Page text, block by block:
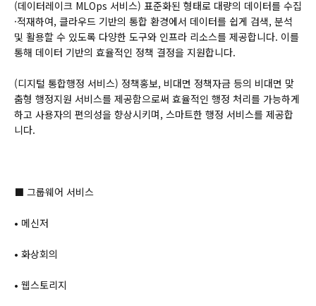
(데이터레이크 MLOps 서비스) 표준화된 형태로 대량의 데이터를 수집
·적재하여, 클라우드 기반의 통합 환경에서 데이터를 쉽게 검색, 분석
및 활용할 수 있도록 다양한 도구와 인프라 리소스를 제공합니다. 이를
통해 데이터 기반의 효율적인 정책 결정을 지원합니다.
(디지털 통합행정 서비스) 정책홍보, 비대면 정책자금 등의 비대면 맞
춤형 행정지원 서비스를 제공함으로써 효율적인 행정 처리를 가능하게
하고 사용자의 편의성을 향상시키며, 스마트한 행정 서비스를 제공합
니다.
⬛ 그룹웨어 서비스
• 메신저
• 화상회의
• 웹스토리지